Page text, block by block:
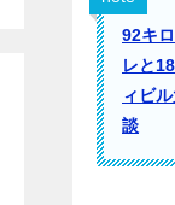
92キ
レと
ィビ
談